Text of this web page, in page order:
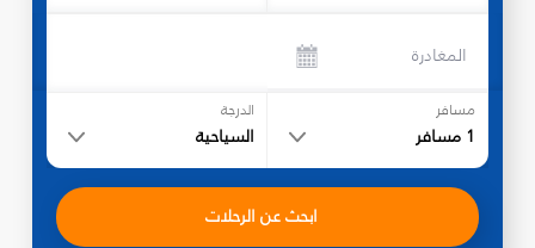
المغادرة
مسافر
1 مسافر
الدرجة
السياحية
ابحث عن الرحلات